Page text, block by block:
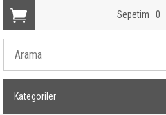
Sepetim 0
Kategoriler